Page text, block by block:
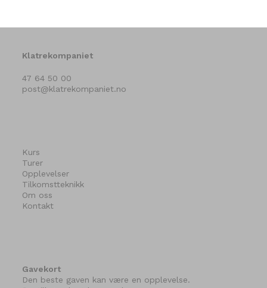
Klatrekompaniet
47 64 50 00
post@klatrekompaniet.no
Kurs
Turer
Opplevelser
Tilkomstteknikk
Om oss
Kontakt
Gavekort
Den beste gaven kan være en opplevelse.